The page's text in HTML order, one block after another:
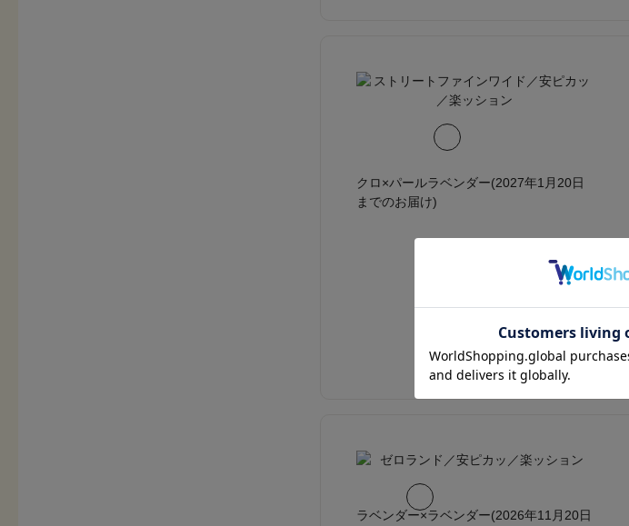
クロ×パールラベンダー(2027年1月20日
までのお届け)
ラベンダー×ラベンダー(2026年11月20日